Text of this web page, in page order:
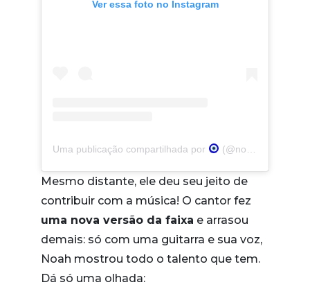
Ver essa foto no Instagram
Uma publicação compartilhada por (@noahurrea)
Mesmo distante, ele deu seu jeito de
contribuir com a música! O cantor fez
uma nova versão da faixa e arrasou
demais: só com uma guitarra e sua voz,
Noah mostrou todo o talento que tem.
Dá só uma olhada: